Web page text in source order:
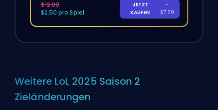
$12.00
$2.50 pro Spiel
JETZT
KAUFEN
-
$7.50
Weitere LoL 2025 Saison 2
Zieländerungen